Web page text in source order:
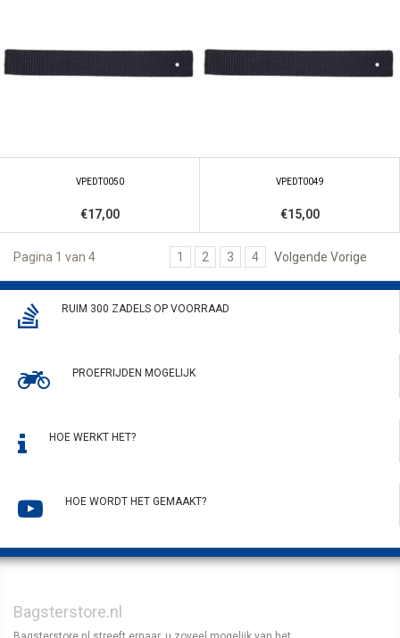
VPEDT0050
€17,00
VPEDT0049
€15,00
Pagina 1 van 4 1 2 3 4 Volgende Vorige
RUIM 300 ZADELS OP VOORRAAD
PROEFRIJDEN MOGELIJK
HOE WERKT HET?
HOE WORDT HET GEMAAKT?
Bagsterstore.nl